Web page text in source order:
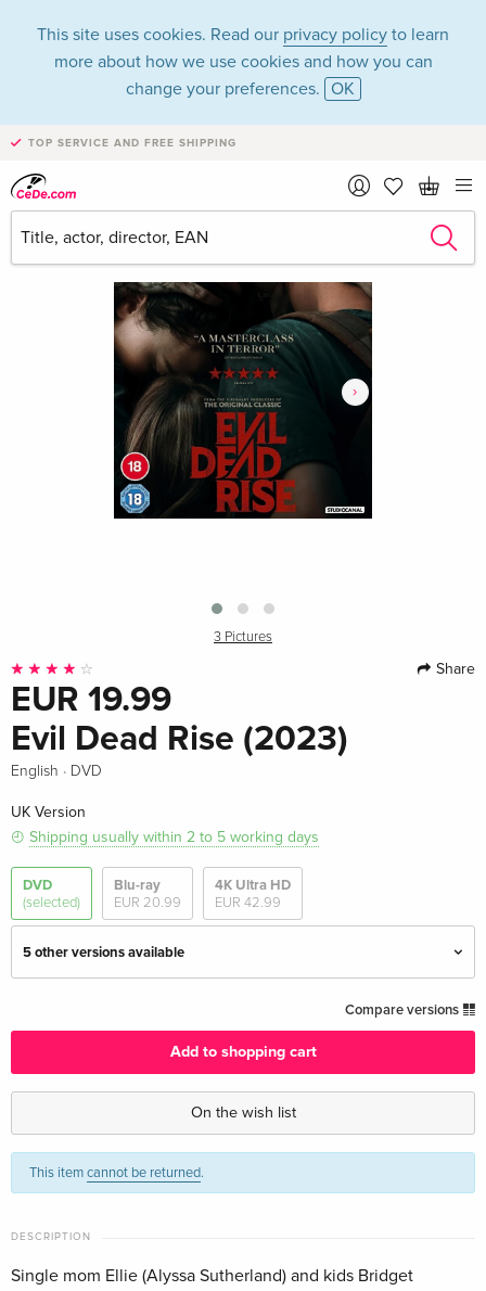
This site uses cookies. Read our privacy policy to learn
more about how we use cookies and how you can
change your preferences. OK
TOP SERVICE AND FREE SHIPPING
›
3 Pictures
Share
EUR 19.99
Evil Dead Rise (2023)
English · DVD
UK Version
Shipping usually within 2 to 5 working days
DVD
(selected)
Blu-ray
EUR 20.99
4K Ultra HD
EUR 42.99
5 other versions available
EUR 19.99
Standard edition
EUR 30.99
Blu-ray + DVD
English · US Version
EUR 33.99
Standard edition
Compare versions
Add to shopping cart
On the wish list
This itemcannot be returned.
DESCRIPTION
Single mom Ellie (Alyssa Sutherland) and kids Bridget